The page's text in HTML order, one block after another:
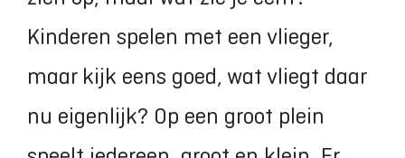
Kinderen spelen met een vlieger,
maar kijk eens goed, wat vliegt daar
nu eigenlijk? Op een groot plein